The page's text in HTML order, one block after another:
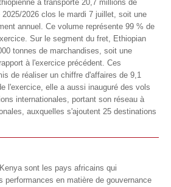
a transporté 20,7 millions de
2026 clos le mardi 7 juillet, soit une
annuel. Ce volume représente 99 % de
Sur le segment du fret, Ethiopian
tonnes de marchandises, soit une
à l'exercice précédent. Ces
de réaliser un chiffre d'affaires de 9,1
l'exercice, elle a aussi inauguré des vols
internationales, portant son réseau à
auxquelles s'ajoutent 25 destinations
sont les pays africains qui
performances en matière de gouvernance